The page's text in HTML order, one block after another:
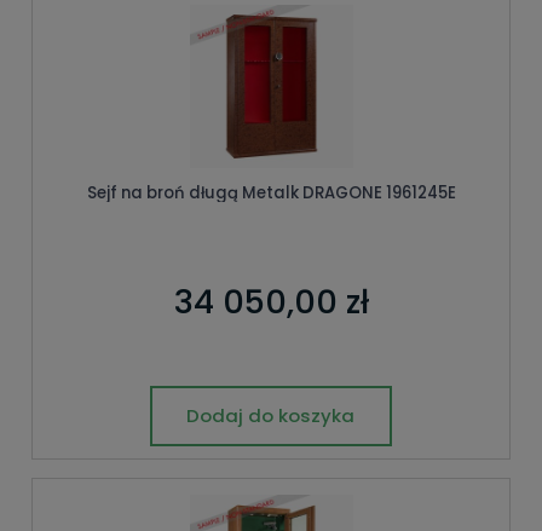
Sejf na broń długą Metalk DRAGONE 1961245E
34 050,00 zł
Dodaj do koszyka